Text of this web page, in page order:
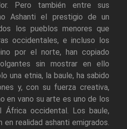
Pero también entre sus
Ashanti el prestigio de un
los pueblos menores que
occidentales, e incluso los
por el norte, han copiado
sin mostrar en ello
una etnia, la baule, ha sabido
y, con su fuerza creativa,
en vano su arte es uno de los
África occidental. Los baule,
en realidad ashanti emigrados.